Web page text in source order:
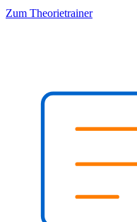
Zum Theorietrainer